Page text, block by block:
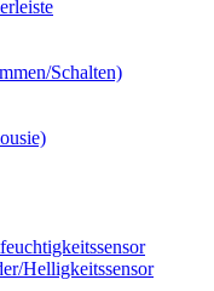
Schalten)
Helligkeitssensor